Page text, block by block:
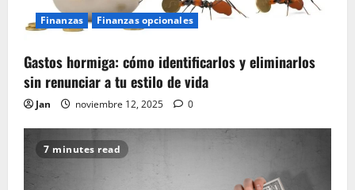
Finanzas Finanzas opcionales
Gastos hormiga: cómo identificarlos y eliminarlos
sin renunciar a tu estilo de vida
Jan noviembre 12, 2025 0
7 minutes read